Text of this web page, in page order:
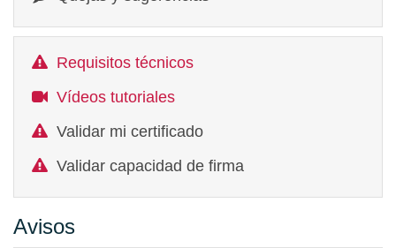
Requisitos técnicos
Vídeos tutoriales
Validar mi certificado
Validar capacidad de firma
Avisos